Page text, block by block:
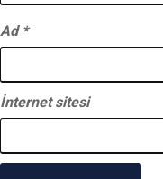
Ad *
İnternet sitesi